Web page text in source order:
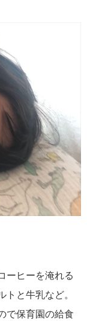
ーヒーを淹れる
トと牛乳など。
で保育園の給食